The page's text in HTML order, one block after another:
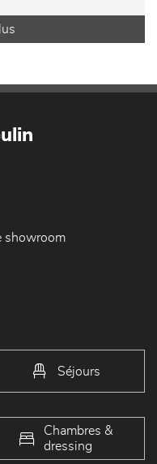
showroom
Séjours
Chambres &
dressing